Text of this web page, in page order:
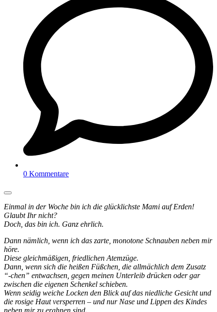
0 Kommentare
Einmal in der Woche bin ich die glücklichste Mami auf Erden!
Glaubt Ihr nicht?
Doch, das bin ich. Ganz ehrlich.
Dann nämlich, wenn ich das zarte, monotone Schnauben neben mir
höre.
Diese gleichmäßigen, friedlichen Atemzüge.
Dann, wenn sich die heißen Füßchen, die allmächlich dem Zusatz
“-chen” entwachsen, gegen meinen Unterleib drücken oder gar
zwischen die eigenen Schenkel schieben.
Wenn seidig weiche Locken den Blick auf das niedliche Gesicht und
die rosige Haut versperren – und nur Nase und Lippen des Kindes
neben mir zu erahnen sind.